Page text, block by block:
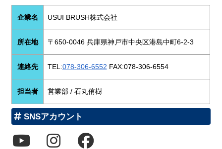
企業名 USUI BRUSH株式会社
所在地 〒650-0046 兵庫県神戸市中央区港島中町6-2-3
連絡先 TEL:078-306-6552 FAX:078-306-6554
担当者 営業部 / 石丸侑樹
SNSアカウント